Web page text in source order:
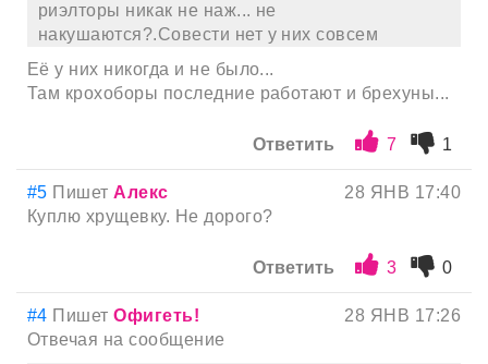
риэлторы никак не наж... не
накушаются?.Совести нет у них совсем
Еë у них никогда и не было...
Там крохоборы последние работают и брехуны...
Ответить 7 1
#5 Пишет Алекс
28 ЯНВ 17:40
Куплю хрущевку. Не дорого?
Ответить 3 0
#4 ПишетОфигеть!
28 ЯНВ 17:26
Отвечая на сообщение